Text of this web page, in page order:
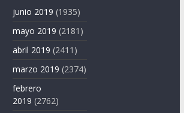
junio 2019 (1935)
mayo 2019 (2181)
abril 2019 (2411)
marzo 2019 (2374)
febrero
2019 (2762)